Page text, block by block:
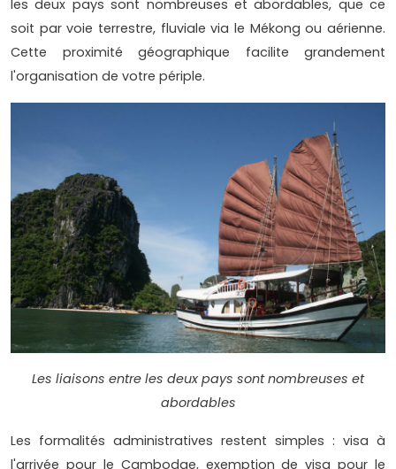
les deux pays sont nombreuses et abordables, que ce
soit par voie terrestre, fluviale via le Mékong ou aérienne.
Cette proximité géographique facilite grandement
l'organisation de votre périple.
Les liaisons entre les deux pays sont nombreuses et
abordables
Les formalités administratives restent simples : visa à
l'arrivée pour le Cambodge, exemption de visa pour le